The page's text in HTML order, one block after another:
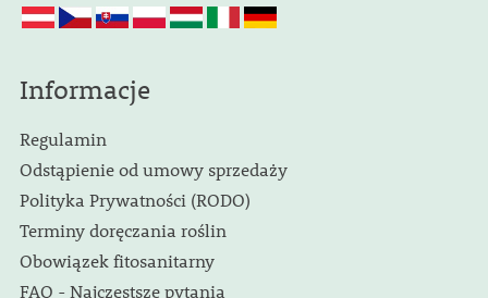
Informacje
Regulamin
Odstąpienie od umowy sprzedaży
Polityka Prywatności (RODO)
Terminy doręczania roślin
Obowiązek fitosanitarny
FAQ - Najczęstsze pytania